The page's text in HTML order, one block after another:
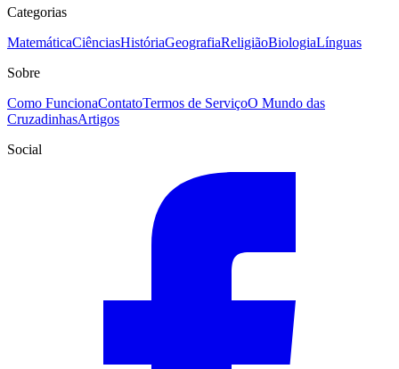
Categorias
MatemáticaCiênciasHistóriaGeografiaReligiãoBiologiaLínguas
Sobre
Como FuncionaContatoTermos de ServiçoO Mundo das
CruzadinhasArtigos
Social